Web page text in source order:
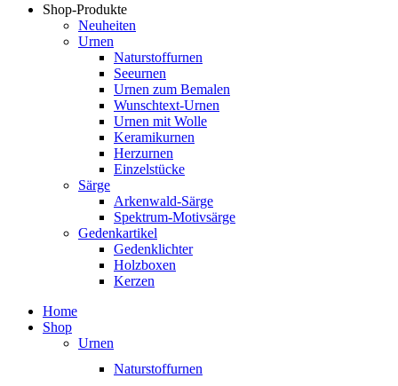
Shop-Produkte
Neuheiten
Urnen
Naturstoffurnen
Seeurnen
Urnen zum Bemalen
Wunschtext-Urnen
Urnen mit Wolle
Keramikurnen
Herzurnen
Einzelstücke
Särge
Arkenwald-Särge
Spektrum-Motivsärge
Gedenkartikel
Gedenklichter
Holzboxen
Kerzen
Home
Shop
Urnen
Naturstoffurnen